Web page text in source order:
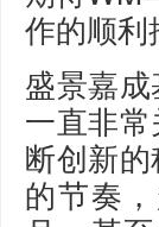
作的顺利
盛景嘉
一直非
断创新
的节奏